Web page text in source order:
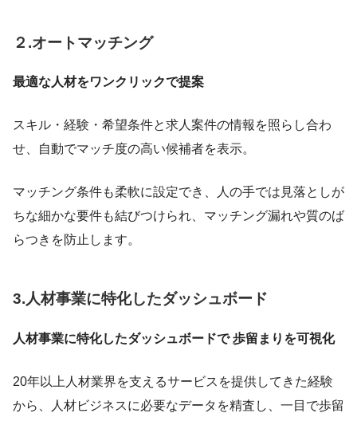
２.オートマッチング
最適な人材をワンクリックで提案
スキル・経験・希望条件と求人案件の情報を照らし合わ
せ、自動でマッチ度の高い候補者を表示。
マッチング条件も柔軟に設定でき、人の手では見落としが
ちな細かな要件も結びつけられ、マッチング漏れや質のば
らつきを防止します。
3.人材事業に特化したダッシュボード
人材事業に特化したダッシュボードで 歩留まりを可視化
20年以上人材業界を支えるサービスを提供してきた経験
から、人材ビジネスに必要なデータを精査し、一目で歩留